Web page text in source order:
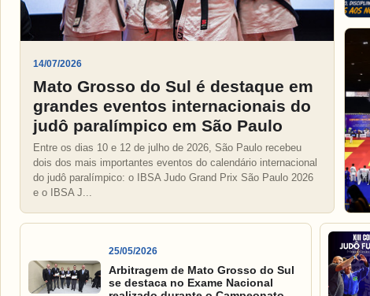
14/07/2026
Mato Grosso do Sul é destaque em
grandes eventos internacionais do
judô paralímpico em São Paulo
Entre os dias 10 e 12 de julho de 2026, São Paulo recebeu
dois dos mais importantes eventos do calendário internacional
do judô paralímpico: o IBSA Judo Grand Prix São Paulo 2026
e o IBSA J...
25/05/2026
Arbitragem de Mato Grosso do Sul
se destaca no Exame Nacional